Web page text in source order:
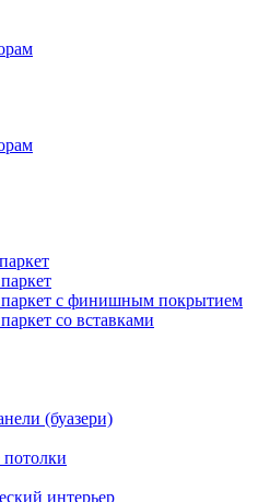
с финишным покрытием
со вставками
(буазери)
интерьер